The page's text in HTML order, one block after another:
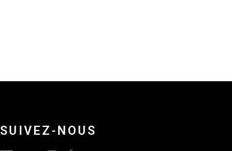
SUIVEZ-NOUS